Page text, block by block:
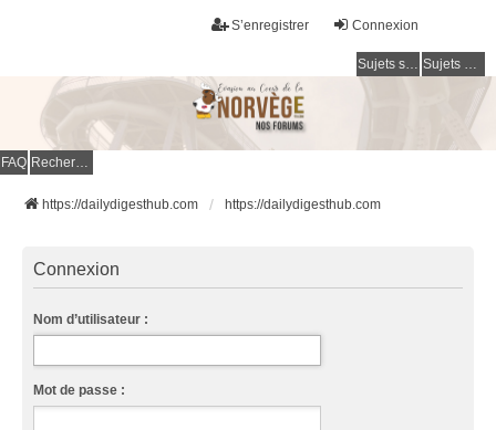
Connexion
S’enregistrer
Sujets sans réponse Sujets actifs
FAQ Rechercher
https://dailydigesthub.com https://dailydigesthub.com
Connexion
Nom d’utilisateur :
Mot de passe :